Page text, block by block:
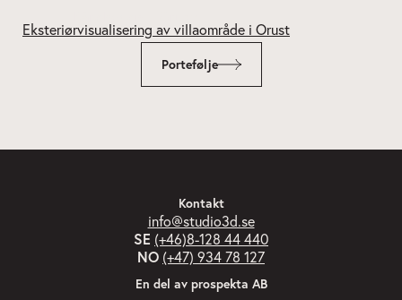
Portefølje
Kontakt
info@studio3d.se
SE (+46)8-128 44 440
NO (+47) 934 78 127
En del av prospekta AB